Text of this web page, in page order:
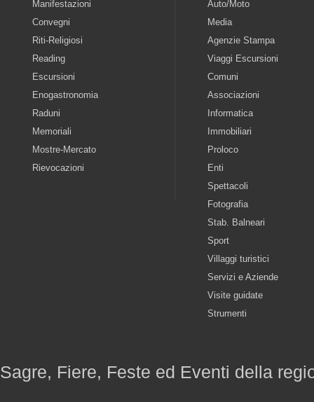
Manifestazioni
Convegni
Riti-Religiosi
Reading
Escursioni
Enogastronomia
Raduni
Memoriali
Mostre-Mercato
Rievocazioni
Auto/Moto
Media
Agenzie Stampa
Viaggi Escursioni
Comuni
Associazioni
Informatica
Immobiliari
Proloco
Enti
Spettacoli
Fotografia
Stab. Balneari
Sport
Villaggi turistici
Servizi e Aziende
Visite guidate
Strumenti
Sagre, Fiere, Feste ed Eventi della